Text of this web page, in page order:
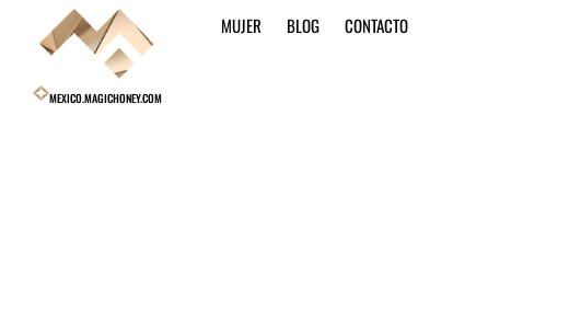
MEXICO.MAGICHONEY.COM
MUJER BLOG CONTACTO